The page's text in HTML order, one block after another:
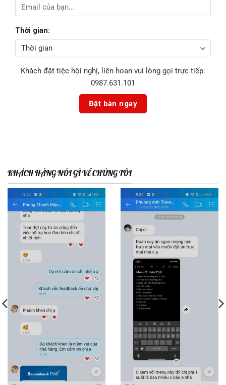
Thời gian:
Khách đặt tiệc hội nghị, liên hoan vui lòng gọi trực tiếp:
0987.631.101
KHÁCH HÀNG NÓI GÌ VỀ CHÚNG TÔI